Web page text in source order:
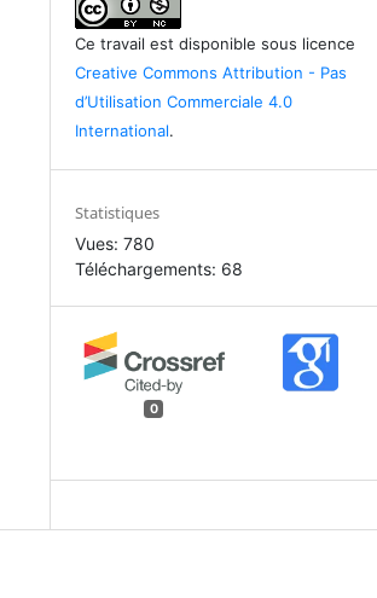
Ce travail est disponible sous licence
Creative Commons Attribution - Pas
d’Utilisation Commerciale 4.0
International.
Statistiques
Vues: 780
Téléchargements: 68
0